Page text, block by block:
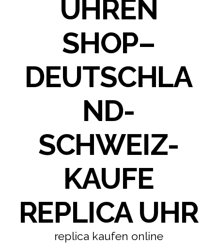
UHREN
SHOP–
DEUTSCHLA
ND-
SCHWEIZ-
KAUFE
REPLICA UHR
replica kaufen online